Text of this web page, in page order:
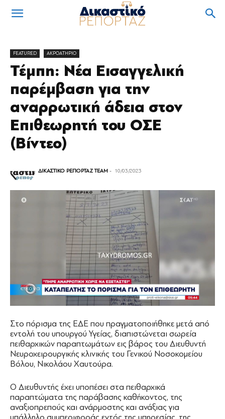
FEATURED ΑΚΡΟΑΤΗΡΙΟ
Τέμπη: Νέα Εισαγγελική
παρέμβαση για την
αναρρωτική άδεια στον
Επιθεωρητή του ΟΣΕ
(Βίντεο)
ΔΙΚΑΣΤΙΚΟ ΡΕΠΟΡΤΑΖ TEAM - 10/03/2023
Στο πόρισμα της ΕΔΕ που πραγματοποιήθηκε μετά από
εντολή του υπουργού Υγείας, διαπιστώνεται σωρεία
πειθαρχικών παραπτωμάτων εις βάρος του Διευθυντή
Νευροχειρουργικής κλινικής του Γενικού Νοσοκομείου
Βόλου, Νικολάου Χαυτούρα.
Ο Διευθυντής έχει υποπέσει στα πειθαρχικά
παραπτώματα της παράβασης καθήκοντος, της
αναξιοπρεπούς και ανάρμοστης και ανάξιας για
υπάλληλο συμπεριφοράς εντός της υπηρεσίας, της